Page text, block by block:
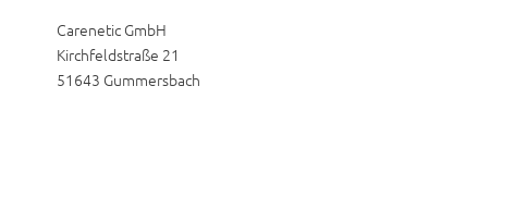
Carenetic GmbH
Kirchfeldstraße 21
51643 Gummersbach